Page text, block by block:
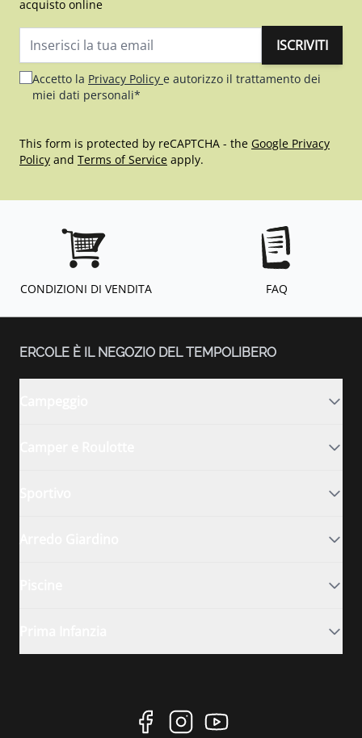
acquisto online
ISCRIVITI
Accetto la Privacy Policy e autorizzo il trattamento dei
miei dati personali*
This form is protected by reCAPTCHA - the Google Privacy
Policy and Terms of Service apply.
CONDIZIONI DI VENDITA FAQ
ERCOLE È IL NEGOZIO DEL TEMPOLIBERO